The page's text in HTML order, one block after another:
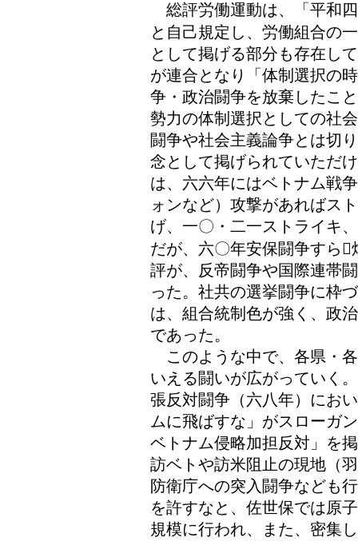
総評労働運動は、「平和
と自己規定し、労働組合の
として掲げる部分も存在し
が連合となり「体制選択の
争・政治闘争を放棄したこ
勢力の体制選択としての社
闘争や社会主義論争とは切
念として掲げられていただ
は、六六年にはベトナム戦
ォンなど）攻撃があればス
げ、一〇・二一ストライキ
だが、六〇年安保闘争すら
評が、反帝闘争や国際連帯
った。社共の選挙闘争に枠
は、組合統制色が強く、政
であった。
このような中で、各県・
いえる闘いが広がっていく
張反対闘争（六八年）にお
ムに飛ばすな」がスローガ
ベトナム侵略加担反対」を
訪ベトや訪米阻止の現地（
防衛庁への突入闘争なども
を許すなと、佐世保では原
規模に行われ、また、密集